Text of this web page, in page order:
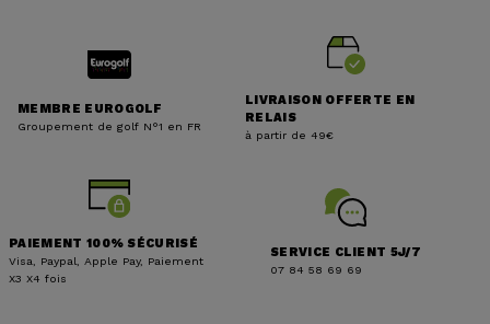
MEMBRE EUROGOLF
Groupement de golf N°1 en FR
LIVRAISON OFFERTE EN
RELAIS
à partir de 49€
PAIEMENT 100% SÉCURISÉ
Visa, Paypal, Apple Pay, Paiement
X3 X4 fois
SERVICE CLIENT 5J/7
07 84 58 69 69